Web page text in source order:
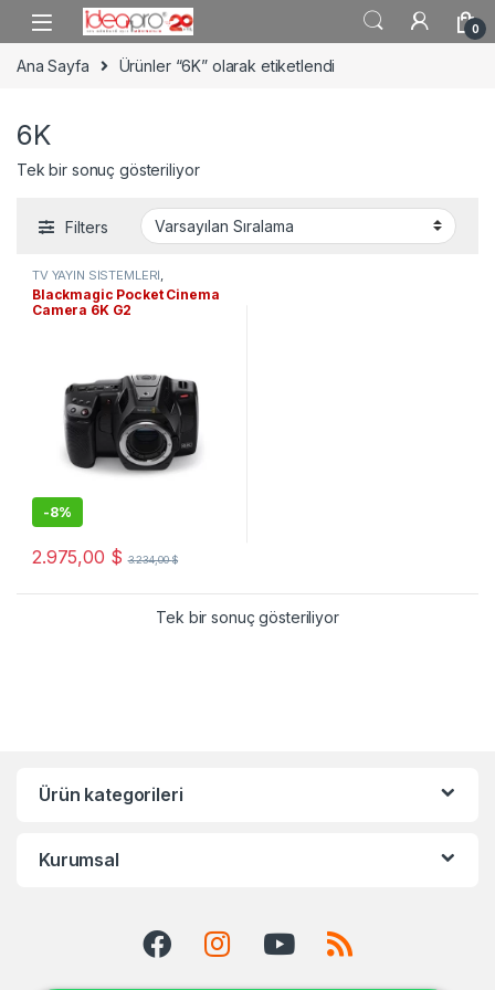
Skip to navigation
Skip to content
0
Ana Sayfa Ürünler “6K” olarak etiketlendi
6K
Tek bir sonuç gösteriliyor
Filters
TV YAYIN SİSTEMLERİ
KAMERALAR Sinema Kameraları
Blackmagic Pocket Cinema
Camera 6K G2
-8%
2.975,00 $ 3.234,00$
Tek bir sonuç gösteriliyor
Ürün kategorileri
Kurumsal